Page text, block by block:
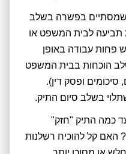
שמסתיים בפשרה בשלב
תביעה לבית המשפט או
פחות עבודה באופן
הוכחות בבית המשפט
ופסק דין).
בשלב סיום התיק.
כמה התיק "חזק"
האם קל להוכיח רשלנות